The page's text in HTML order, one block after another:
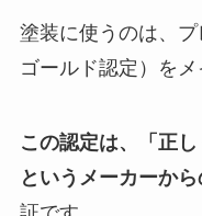
塗装に使うのは、
ゴールド認定）をメ
この認定は、「正
というメーカーか